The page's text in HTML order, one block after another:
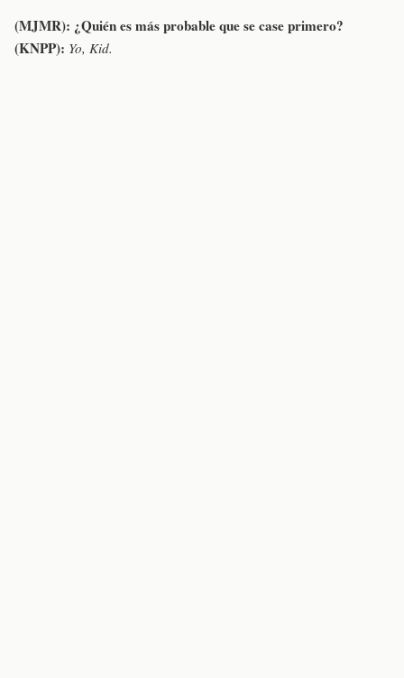
(MJMR): ¿Quién es más probable que se case primero?
(KNPP): Yo, Kid.